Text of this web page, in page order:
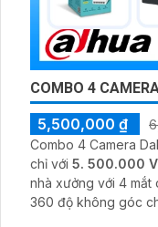
COMBO 4
5,500,000 ₫
Combo 4 Camera
chỉ với 5. 500.000
nhà xưởng với 4 mắt
360 độ không góc